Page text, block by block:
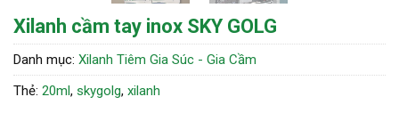
Xilanh cầm tay inox SKY GOLG
Danh mục: Xilanh Tiêm Gia Súc - Gia Cầm
Thẻ: 20ml , skygolg, xilanh